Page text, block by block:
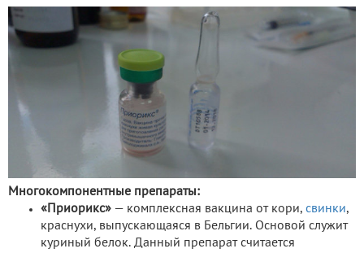
Многокомпонентные препараты:
«Приорикс» — комплексная вакцина от кори, свинки,
краснухи, выпускающаяся в Бельгии. Основой служит
куриный белок. Данный препарат считается